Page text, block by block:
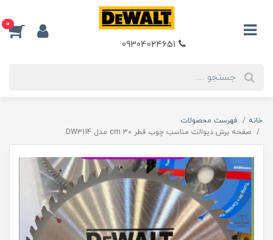
0
خانه
فهرست محصولات
صفحه برش دیوالت مناسب چوب قطر 30 cm مدل DW3114